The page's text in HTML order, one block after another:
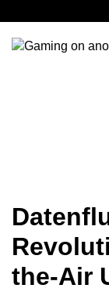
to
content
Virtual
the-Air